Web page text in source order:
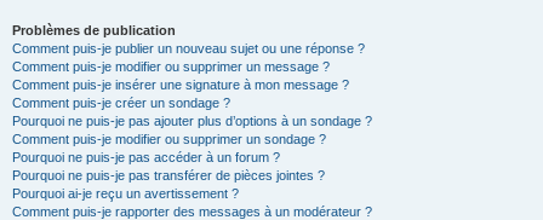
Problèmes de publication
Comment puis-je publier un nouveau sujet ou une réponse ?
Comment puis-je modifier ou supprimer un message ?
Comment puis-je insérer une signature à mon message ?
Comment puis-je créer un sondage ?
Pourquoi ne puis-je pas ajouter plus d’options à un sondage ?
Comment puis-je modifier ou supprimer un sondage ?
Pourquoi ne puis-je pas accéder à un forum ?
Pourquoi ne puis-je pas transférer de pièces jointes ?
Pourquoi ai-je reçu un avertissement ?
Comment puis-je rapporter des messages à un modérateur ?